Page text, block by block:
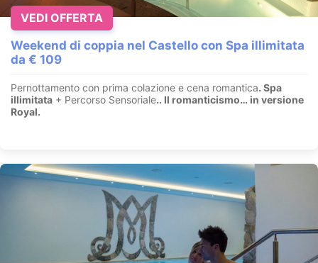
Weekend di coppia nel Castello con Spa illimitata
da € 109
Pernottamento con prima colazione e cena romantica. Spa
illimitata + Percorso Sensoriale.. Il romanticismo… in versione
Royal.
VEDI OFFERTA